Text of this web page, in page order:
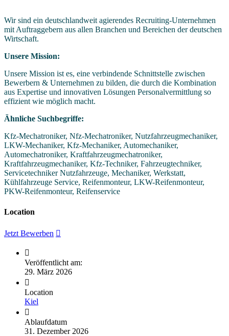
Wir sind ein deutschlandweit agierendes Recruiting-Unternehmen
mit Auftraggebern aus allen Branchen und Bereichen der deutschen
Wirtschaft.
Unsere Mission:
Unsere Mission ist es, eine verbindende Schnittstelle zwischen
Bewerbern & Unternehmen zu bilden, die durch die Kombination
aus Expertise und innovativen Lösungen Personalvermittlung so
effizient wie möglich macht.
Ähnliche Suchbegriffe:
Kfz-Mechatroniker, Nfz-Mechatroniker, Nutzfahrzeugmechaniker,
LKW-Mechaniker, Kfz-Mechaniker, Automechaniker,
Automechatroniker, Kraftfahrzeugmechatroniker,
Kraftfahrzeugmechaniker, Kfz-Techniker, Fahrzeugtechniker,
Servicetechniker Nutzfahrzeuge, Mechaniker, Werkstatt,
Kühlfahrzeuge Service, Reifenmonteur, LKW-Reifenmonteur,
PKW-Reifenmonteur, Reifenservice
Location
Jetzt Bewerben
Veröffentlicht am:
29. März 2026
Location
Kiel
Ablaufdatum
31. Dezember 2026